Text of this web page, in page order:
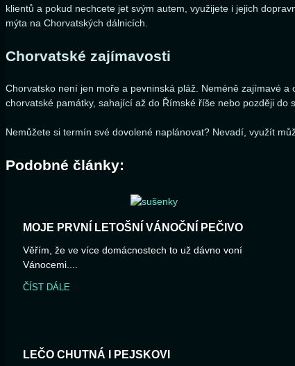
klientů a pokud nechcete jet svým autem, využijete i jejich
mýta na Chorvatských dálnicích.
Chorvatské zajímavosti
Chorvatsko není jen moře a pevninská pláž. Neméně zajímavé
chorvatské památky, sahající až do Římské říše nebo později do
Nemůžete si termín své dovolené naplánovat? Nevadí, využít
Podobné články:
MOJE PRVNÍ LETOŠNÍ VÁNOČNÍ PEČIVO
Věřím, že ve více domácnostech to už dávno voní
Vánocemi....
ČÍST DÁLE
LEČO CHUTNÁ I PEJSKOVI